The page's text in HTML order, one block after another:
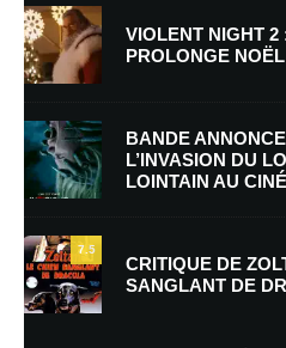
Commentaire
VIOLENT NIGHT
PROLONGE
BANDE
L’INVASION DU
LOINTAIN AU
7.5
CRITIQUE DE
SANGLANT DE